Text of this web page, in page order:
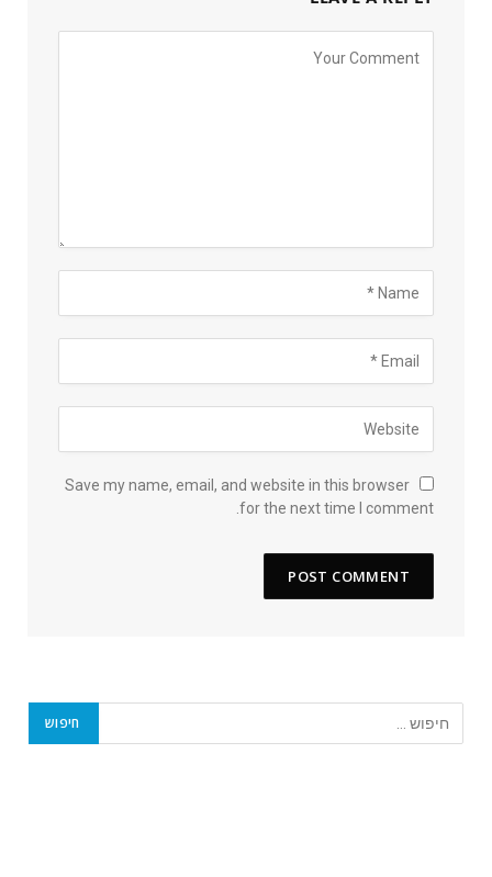
Save my name, email, and website in this browser
for the next time I comment.